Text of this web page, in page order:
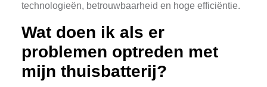
technologieën, betrouwbaarheid en hoge efficiëntie.
Wat doen ik als er
problemen optreden met
mijn thuisbatterij?